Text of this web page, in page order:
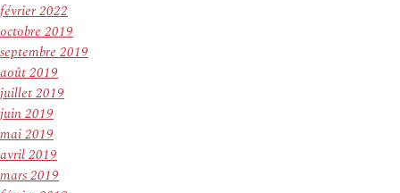
février 2022
octobre 2019
septembre 2019
août 2019
juillet 2019
juin 2019
mai 2019
avril 2019
mars 2019